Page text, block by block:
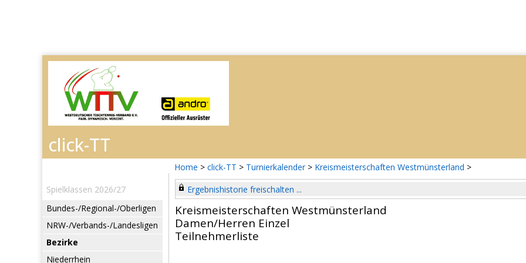
Home > click-TT > Turnierkalender > Kreismeisterschaften Westmünsterland >
Spielklassen 2026/27
Bundes-/Regional-/Oberligen
NRW-/Verbands-/Landesligen
Bezirke
Niederrhein
Ergebnishistorie freischalten ...
Kreismeisterschaften Westmünsterland
Damen/Herren Einzel
Teilnehmerliste